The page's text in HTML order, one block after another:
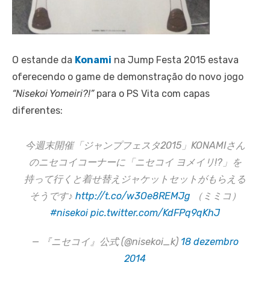
O estande da Konami na Jump Festa 2015 estava
oferecendo o game de demonstração do novo jogo
“Nisekoi Yomeiri?!”para o PS Vita com capas
diferentes:
今週末開催「ジャンプフェスタ2015」KONAMIさん
のニセコイコーナーに「ニセコイ ヨメイリ!?」を
持って行くと着せ替えジャケットセットがもらえる
そうです♪ http://t.co/w3Oe8REMJg （ミミコ）
#nisekoi pic.twitter.com/KdFPq9qKhJ
— 『ニセコイ』公式 (@nisekoi_k) 18 dezembro
2014